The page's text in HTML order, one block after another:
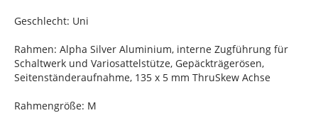
Geschlecht: Uni
Rahmen: Alpha Silver Aluminium, interne Zugführung für
Schaltwerk und Variosattelstütze, Gepäckträgerösen,
Seitenständeraufnahme, 135 x 5 mm ThruSkew Achse
Rahmengröße: M